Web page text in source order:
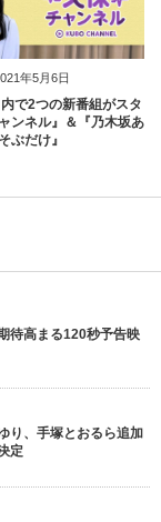
年5月6日
内で2つの新番組がスタ
ンネル』＆『乃木坂あ
そぶだけ』
待高まる120秒予告映
り、手塚とおるら追加
定